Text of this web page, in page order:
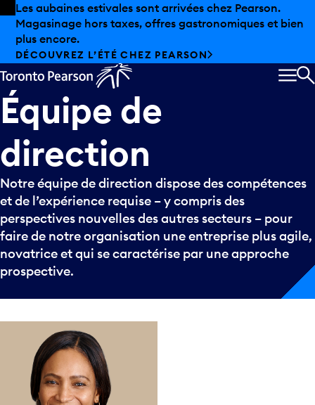
Skip to offers
Passer au contenu principal
Les aubaines estivales sont arrivées chez Pearson.
Magasinage hors taxes, offres gastronomiques et bien
plus encore.
DÉCOUVREZ L’ÉTÉ CHEZ PEARSON
Équipe de
direction
Notre équipe de direction dispose des compétences
et de l’expérience requise – y compris des
perspectives nouvelles des autres secteurs – pour
faire de notre organisation une entreprise plus agile,
novatrice et qui se caractérise par une approche
prospective.